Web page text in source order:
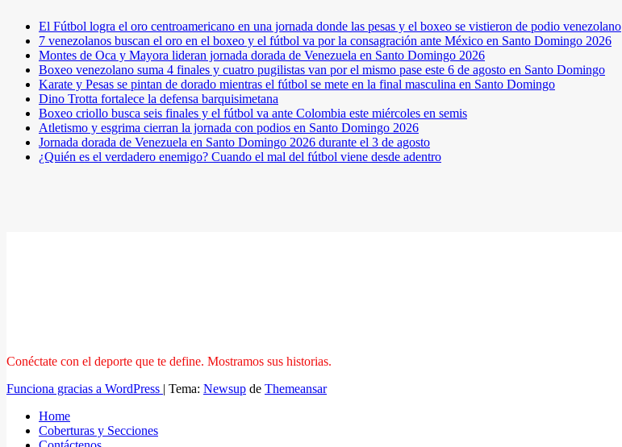
El Fútbol logra el oro centroamericano en una jornada donde las pesas y el boxeo se vistieron de podio venezolano
7 venezolanos buscan el oro en el boxeo y el fútbol va por la consagración ante México en Santo Domingo 2026
Montes de Oca y Mayora lideran jornada dorada de Venezuela en Santo Domingo 2026
Boxeo venezolano suma 4 finales y cuatro pugilistas van por el mismo pase este 6 de agosto en Santo Domingo
Karate y Pesas se pintan de dorado mientras el fútbol se mete en la final masculina en Santo Domingo
Dino Trotta fortalece la defensa barquisimetana
Boxeo criollo busca seis finales y el fútbol va ante Colombia este miércoles en semis
Atletismo y esgrima cierran la jornada con podios en Santo Domingo 2026
Jornada dorada de Venezuela en Santo Domingo 2026 durante el 3 de agosto
¿Quién es el verdadero enemigo? Cuando el mal del fútbol viene desde adentro
Conéctate con el deporte que te define. Mostramos sus historias.
Funciona gracias a WordPress | Tema: Newsup de Themeansar
Home
Coberturas y Secciones